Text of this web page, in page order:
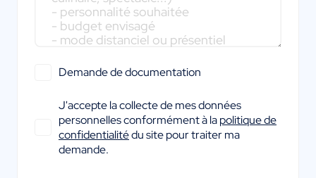
Demande de documentation
J'accepte la collecte de mes données
personnelles conformément à lapolitique de
confidentialitédu site pour traiter ma
demande.